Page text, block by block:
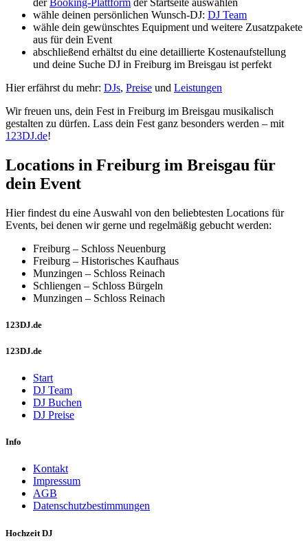
wähle deinen persönlichen Wunsch-DJ: DJ Team
wähle dein gewünschtes Equipment und weitere Zusatzpakete
aus für dein Event
abschließend erhältst du eine detaillierte Kostenaufstellung
und deine Suche DJ in Freiburg im Breisgau ist perfekt
Hier erfährst du mehr: DJs, Preise und Leistungen
Wir freuen uns, dein Fest in Freiburg im Breisgau musikalisch
gestalten zu dürfen. Lass dein Fest ganz besonders werden – mit
123DJ.de!
Locations in Freiburg im Breisgau für
dein Event
Hier findest du eine Auswahl von den beliebtesten Locations für
Events, bei denen wir gerne und regelmäßig gebucht werden:
Freiburg – Schloss Neuenburg
Freiburg – Historisches Kaufhaus
Munzingen – Schloss Reinach
Schliengen – Schloss Bürgeln
Munzingen – Schloss Reinach
123DJ.de
123DJ.de
Start
DJ Team
DJ Buchen
DJ Preise
Info
Kontakt
Impressum
AGB
Datenschutzbestimmungen
Hochzeit DJ